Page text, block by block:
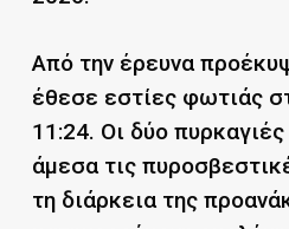
Από την έρευνα
έθεσε εστίες φωτιάς
11:24. Οι δύο
άμεσα τις
τη διάρκεια της